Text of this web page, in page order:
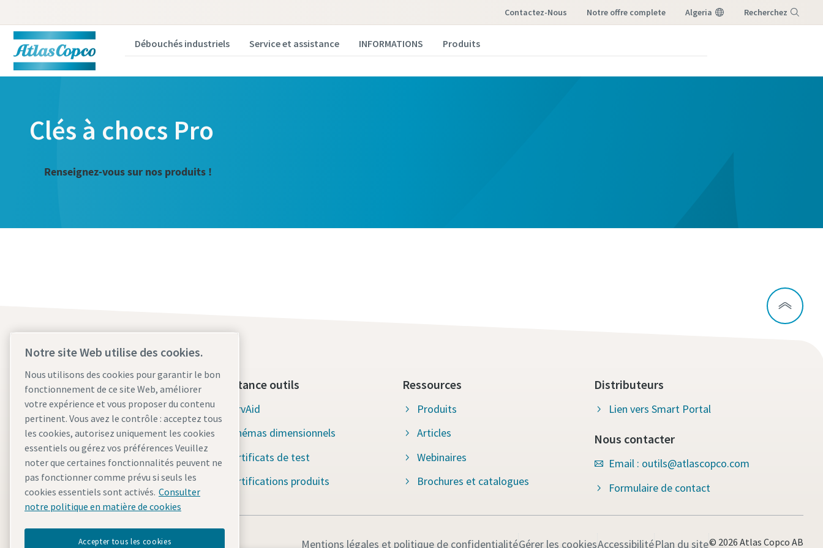
Contactez-Nous notre offre complete Algeria Recherchez
Débouchés industriels Service et assistance INFORMATIONS Produits
Clés à chocs Pro
Renseignez-vous sur nos produits !
Qui sommes-nous ?
Atlas Copco Group
Industrial Technique
Industries
Carrières
Assistance outils
ServAid
Schémas dimensionnels
Certificats de test
Certifications produits
Ressources
Produits
Articles
Webinaires
Brochures et catalogues
Distributeurs
Lien vers Smart Portal
Nous contacter
Email : outils@atlascopco.com
Formulaire de contact
Mentions légales et politique de confidentialitéGérer les cookiesAccessibilitéPlan du site© 2026 Atlas Copco AB
Notre site Web utilise des cookies.
Nous utilisons des cookies pour garantir le bon
fonctionnement de ce site Web, améliorer
votre expérience et vous proposer du contenu
pertinent. Vous avez le contrôle : acceptez tous
les cookies, autorisez uniquement les cookies
essentiels ou gérez vos préférences Veuillez
noter que certaines fonctionnalités peuvent ne
pas fonctionner comme prévu si seuls les
cookies essentiels sont activés. Consulter
notre politique en matière de cookies
Accepter tous les cookies